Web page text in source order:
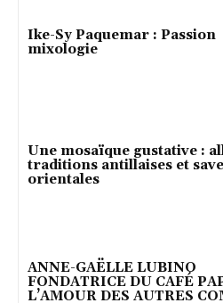
Ike-Sy Paquemar : Passion
mixologie
Une mosaïque gustative :
traditions antillaises et
orientales
ANNE-GAËLLE LUBINO
FONDATRICE DU CAFÉ
L’AMOUR DES AUTRES